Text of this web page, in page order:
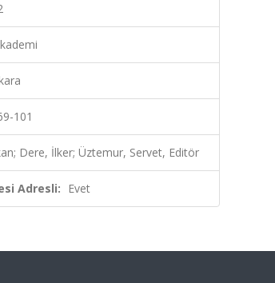
101
Dere, İlker; Üztemur, Servet, Editör
Adresli: Evet